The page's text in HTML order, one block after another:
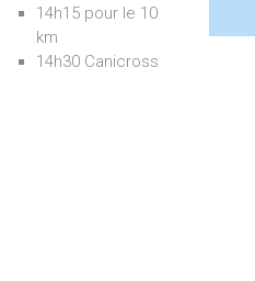
14h15 pour le 10
km
14h30 Canicross